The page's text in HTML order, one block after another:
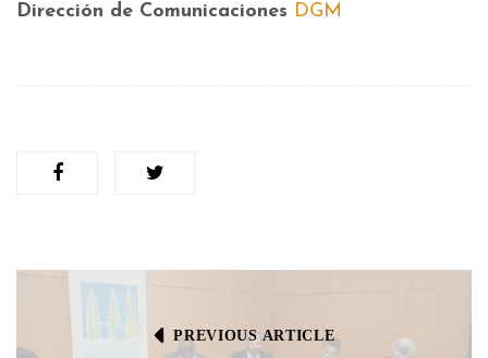
Dirección de Comunicaciones DGM
PREVIOUS ARTICLE